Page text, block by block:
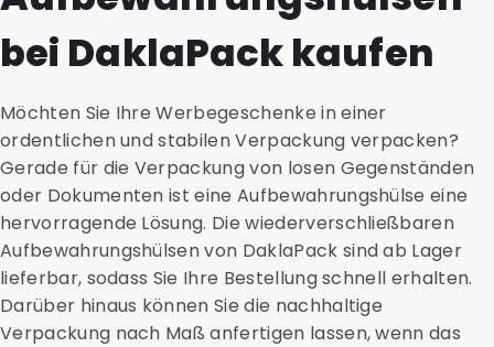
Produktionsprozesses?
Auch die Verarbeitung und das Recycling nach der
Nutzung der Verpackung werden in die LCA
Aufgrund der speziellen Eigenschaften dieser
Materialien ist der Herstellungsprozess
zeitaufwendiger und komplexer als bei PE.
Material für das Anbringen eines Ausgießers zum
Dosieren zu erhitzen.
Zudem sind die Rohstoffe in der Regel seltener und
daher teurer.
bei DaklaPack kaufen
Möchten Sie Ihre Werbegeschenke in einer
ordentlichen und stabilen Verpackung verpacken?
Gerade für die Verpackung von losen Gegenständen
oder Dokumenten ist eine Aufbewahrungshülse eine
hervorragende Lösung. Die wiederverschließbaren
Aufbewahrungshülsen von DaklaPack sind ab Lager
lieferbar, sodass Sie Ihre Bestellung schnell erhalten.
Darüber hinaus können Sie die nachhaltige
Verpackung nach Maß anfertigen lassen, wenn das